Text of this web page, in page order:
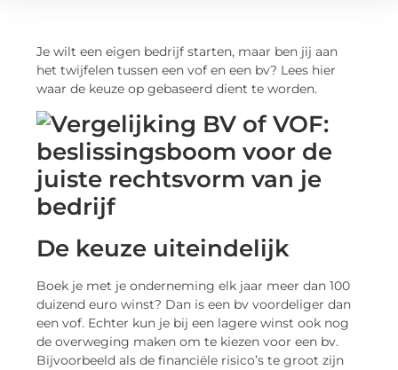
Je wilt een eigen bedrijf starten, maar ben jij aan
het twijfelen tussen een vof en een bv? Lees hier
waar de keuze op gebaseerd dient te worden.
De keuze uiteindelijk
Boek je met je onderneming elk jaar meer dan 100
duizend euro winst? Dan is een bv voordeliger dan
een vof. Echter kun je bij een lagere winst ook nog
de overweging maken om te kiezen voor een bv.
Bijvoorbeeld als de financiële risico’s te groot zijn